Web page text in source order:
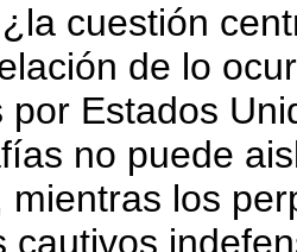
cuestión
de lo
por Estados
no puede
mientras los
cautivos